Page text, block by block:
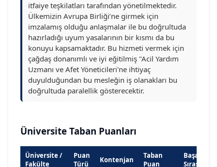
itfaiye teşkilatları tarafından yönetilmektedir.
Ülkemizin Avrupa Birliği’ne girmek için
imzalamış olduğu anlaşmalar ile bu doğrultuda
hazırladığı uyum yasalarının bir kısmı da bu
konuyu kapsamaktadır. Bu hizmeti vermek için
çağdaş donanımlı ve iyi eğitilmiş "Acil Yardım
Uzmanı ve Afet Yöneticileri'ne ihtiyaç
duyulduğundan bu mesleğin iş olanakları bu
doğrultuda paralellik gösterecektir.
Üniversite Taban Puanları
Üniversite /
Fakülte
Puan
Türü
Kontenjan
Taban
Puan
Başarı
Sırası